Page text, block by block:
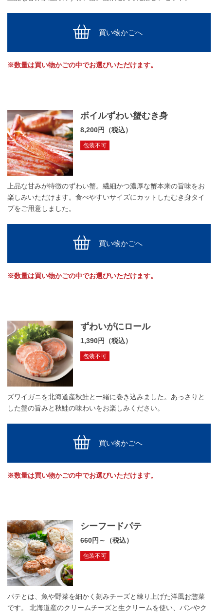
買い物かごへ
※数量は買い物かごの中でお選びいただけます。
ボイルずわい蟹むき身
8,200円（税込）
包装不可
上品な甘みが特徴のずわい蟹。繊細かつ濃厚な蟹本来の旨味をお
楽しみいただけます。食べやすいサイズにカットしたむき身タイ
プをご用意しました。
買い物かごへ
※数量は買い物かごの中でお選びいただけます。
ずわいがにロール
1,390円（税込）
包装不可
ズワイガニを北海道産秋鮭と一緒に巻き込みました。あっさりと
した蟹の旨みと秋鮭の味わいをお楽しみください。
買い物かごへ
※数量は買い物かごの中でお選びいただけます。
シーフードパテ
660円～（税込）
包装不可
パテとは、魚や野菜を細かく刻みチーズと練り上げた洋風お惣菜
です。 北海道産のクリームチーズと生クリームを使い、パンやク